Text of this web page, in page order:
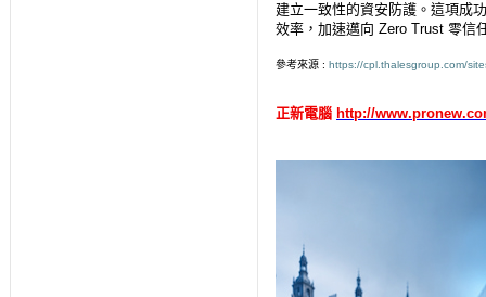
建立一致性的資安防護。這項成
效率，加速邁向 Zero Trust 零信
參考來源 : https://cpl.thalesgroup.com/
正新電腦 http://